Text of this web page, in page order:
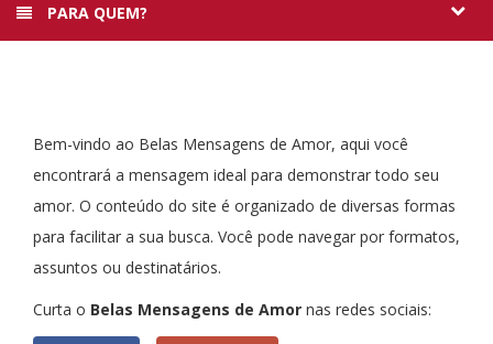
PARA QUEM?
Bem-vindo ao Belas Mensagens de Amor, aqui você
encontrará a mensagem ideal para demonstrar todo seu
amor. O conteúdo do site é organizado de diversas formas
para facilitar a sua busca. Você pode navegar por formatos,
assuntos ou destinatários.
Curta o Belas Mensagens de Amor nas redes sociais: